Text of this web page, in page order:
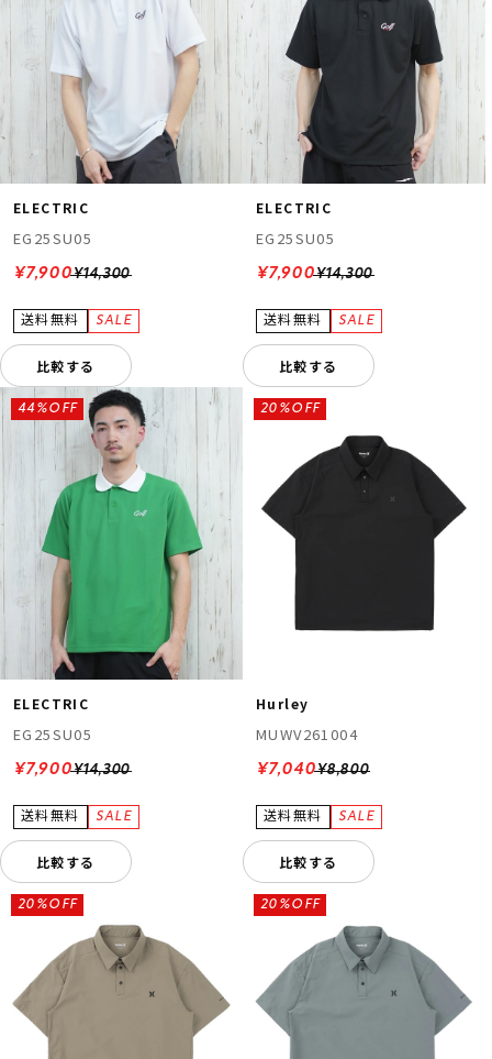
ELECTRIC
EG25SU05
¥14,300
¥7,900
比較する
ELECTRIC
EG25SU05
¥14,300
¥7,900
比較する
ELECTRIC
EG25SU05
¥14,300
44%OFF
¥7,900
比較する
Hurley
MUWV261004
¥8,800
20%OFF
¥7,040
比較する
20%OFF 20%OFF